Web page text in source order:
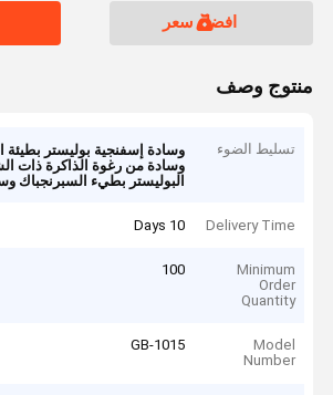
افضل سعر
منتوج وصف
تسليط الضوء وسادة إسفنجية بوليستر بطيئة
وسادة من رغوة الذاكرة ذات
البوليستر بطيء السبرنجباك
Delivery Time
10 Days
Minimum
Order
Quantity
100
Model
Number
GB-1015